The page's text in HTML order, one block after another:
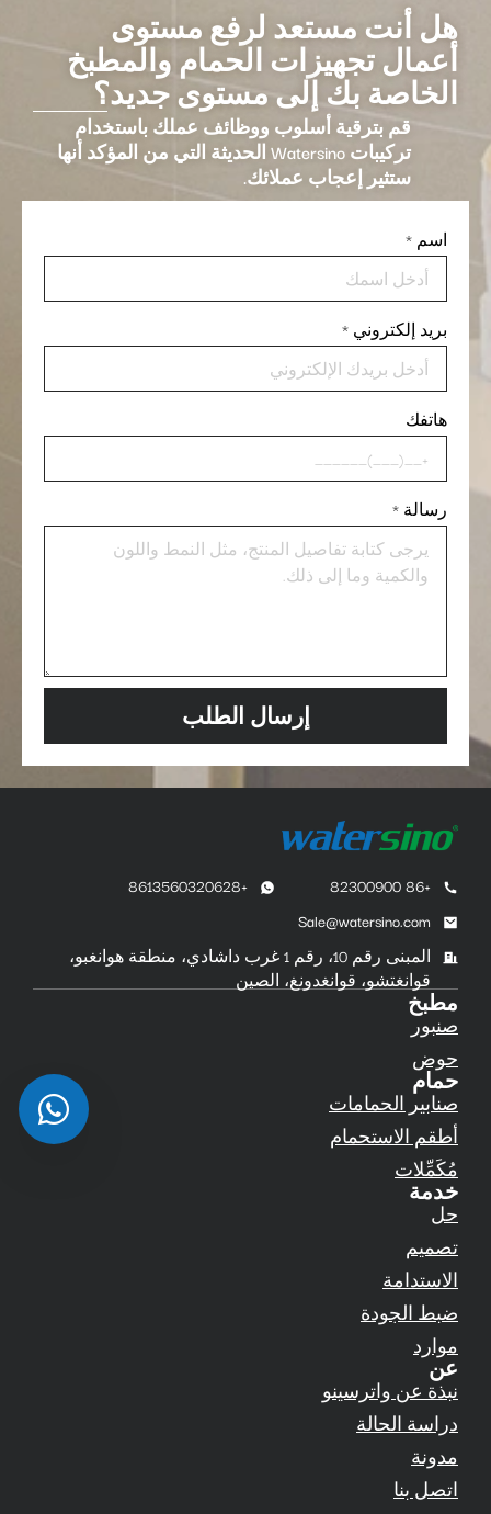
هل أنت مستعد لرفع مستوى
أعمال تجهيزات الحمام والمطبخ
الخاصة بك إلى مستوى جديد؟
قم بترقية أسلوب ووظائف عملك باستخدام
تركيبات Watersino الحديثة التي من المؤكد أنها
ستثير إعجاب عملائك.
اسم *
بريد إلكتروني *
هاتفك
رسالة *
إرسال الطلب
+86 82300900
+8613560320628
Sale@watersino.com
المبنى رقم 10، رقم 1 غرب داشادي، منطقة هوانغبو،
قوانغتشو، قوانغدونغ، الصين
مطبخ
صنبور
حوض
حمام
صنابير الحمامات
أطقم الاستحمام
مُكَمِّلات
خدمة
حل
تصميم
الاستدامة
ضبط الجودة
موارد
عن
نبذة عن واترسينو
دراسة الحالة
مدونة
اتصل بنا